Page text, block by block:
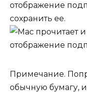
отображение
сохранить ее.
Примечание.
обычную бумагу,